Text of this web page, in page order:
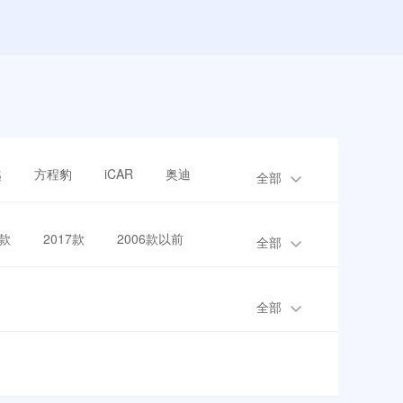
方程豹 iCAR 奥迪 全部
2017款 2006款以前 全部
全部